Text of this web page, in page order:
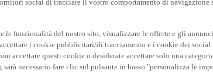
social di tracciare il vostro comportamento di
le funzionalità del nostro sito, visualizzare le offerte e gli
i cookie pubblicitari/di tracciamento e i cookie dei social
accettare questi cookie o desiderate accettare solo una
necessario fare clic sul pulsante in basso "personalizza le